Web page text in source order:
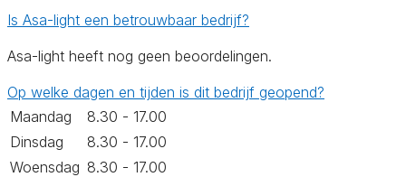
Is Asa-light een betrouwbaar bedrijf?
Asa-light heeft nog geen beoordelingen.
Op welke dagen en tijden is dit bedrijf geopend?
Maandag
8.30 - 17.00
Dinsdag
8.30 - 17.00
Woensdag 8.30 - 17.00